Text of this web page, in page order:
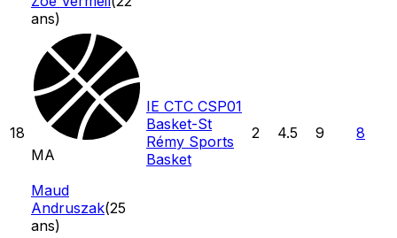
ans)
18
MA
Maud
Andruszak(25
ans)
IE CTC CSP01
Basket-St
Rémy Sports
Basket
2 4.5 9 8